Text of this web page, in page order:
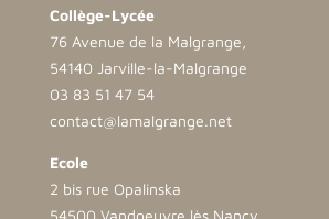
Collège-Lycée
76 Avenue de la Malgrange,
54140 Jarville-la-Malgrange
03 83 51 47 54
contact@lamalgrange.net
Ecole
2 bis rue Opalinska
54500 Vandoeuvre lès Nancy